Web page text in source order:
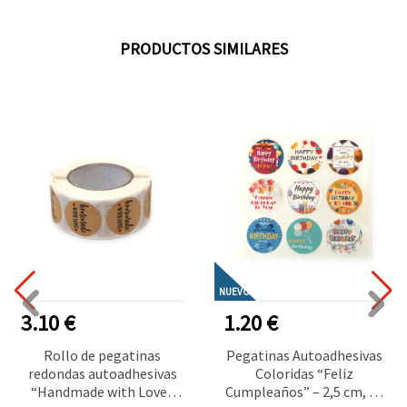
PRODUCTOS SIMILARES
3.10 €
Rollo de pegatinas
redondas autoadhesivas
“Handmade with Love“
NUEVO
1.20 €
Pegatinas Autoadhesivas
Coloridas “Feliz
Cumpleaños” – 2,5 cm, 90